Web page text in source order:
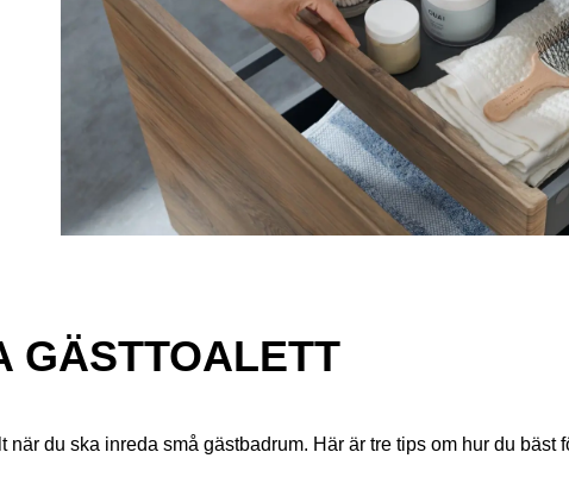
GÄSTTOALETT
du ska inreda små gästbadrum. Här är tre tips om hur du bäst